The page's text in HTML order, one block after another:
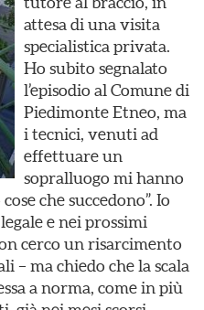
attesa di una visita
specialistica privata.
Ho subito segnalato
l’episodio al Comune di
Piedimonte Etneo, ma
i tecnici, venuti ad
effettuare un
sopralluogo mi hanno
che succedono”. Io
e nei prossimi
cerco un risarcimento
– ma chiedo che la scala
a norma, come in più